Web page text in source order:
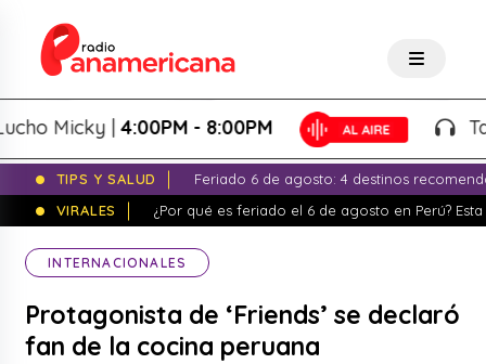
Micky |4:00PM - 8:00PM
TIPS Y SALUD
Feriado 6 de agosto: 4 destinos
VIRALES
¿Por qué es feriado el 6 de agosto en Perú?
INTERNACIONALES
Protagonista de ‘Friends’ se declaró
fan de la cocina peruana